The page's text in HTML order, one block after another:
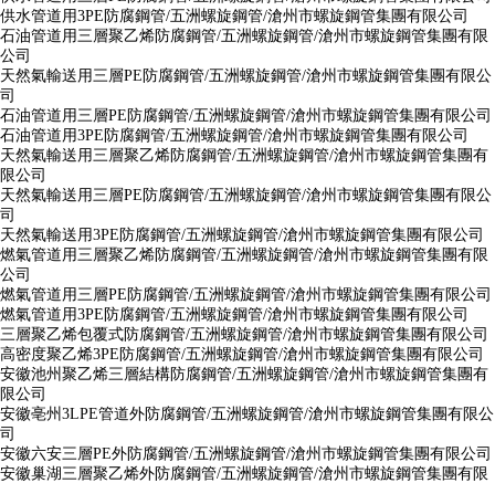
供水管道用3PE防腐鋼管/五洲螺旋鋼管/滄州市螺旋鋼管集團有限公司
石油管道用三層聚乙烯防腐鋼管/五洲螺旋鋼管/滄州市螺旋鋼管集團有限
公司
天然氣輸送用三層PE防腐鋼管/五洲螺旋鋼管/滄州市螺旋鋼管集團有限公
司
石油管道用三層PE防腐鋼管/五洲螺旋鋼管/滄州市螺旋鋼管集團有限公司
石油管道用3PE防腐鋼管/五洲螺旋鋼管/滄州市螺旋鋼管集團有限公司
天然氣輸送用三層聚乙烯防腐鋼管/五洲螺旋鋼管/滄州市螺旋鋼管集團有
限公司
天然氣輸送用三層PE防腐鋼管/五洲螺旋鋼管/滄州市螺旋鋼管集團有限公
司
天然氣輸送用3PE防腐鋼管/五洲螺旋鋼管/滄州市螺旋鋼管集團有限公司
燃氣管道用三層聚乙烯防腐鋼管/五洲螺旋鋼管/滄州市螺旋鋼管集團有限
公司
燃氣管道用三層PE防腐鋼管/五洲螺旋鋼管/滄州市螺旋鋼管集團有限公司
燃氣管道用3PE防腐鋼管/五洲螺旋鋼管/滄州市螺旋鋼管集團有限公司
三層聚乙烯包覆式防腐鋼管/五洲螺旋鋼管/滄州市螺旋鋼管集團有限公司
高密度聚乙烯3PE防腐鋼管/五洲螺旋鋼管/滄州市螺旋鋼管集團有限公司
安徽池州聚乙烯三層結構防腐鋼管/五洲螺旋鋼管/滄州市螺旋鋼管集團有
限公司
安徽亳州3LPE管道外防腐鋼管/五洲螺旋鋼管/滄州市螺旋鋼管集團有限公
司
安徽六安三層PE外防腐鋼管/五洲螺旋鋼管/滄州市螺旋鋼管集團有限公司
安徽巢湖三層聚乙烯外防腐鋼管/五洲螺旋鋼管/滄州市螺旋鋼管集團有限